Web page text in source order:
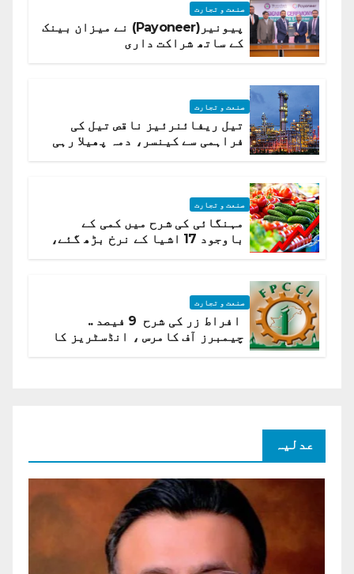
صنعت و تجارت
پیونیر(Payoneer) نے میزان بینک
کے ساتھ شراکت داری
صنعت و تجارت
تیل ریفائنرئیز ناقص تیل کی
فراہمی سے کینسر، دمہ پھیلا رہی
صنعت و تجارت
مہنگائی کی شرح میں کمی کے
باوجود 17 اشیا کے نرخ بڑھ گئے،
صنعت و تجارت
افراط زر کی شرح 9 فیصد ..
چیمبرز آف کامرس ، انڈسٹریز کا
عدلیہ